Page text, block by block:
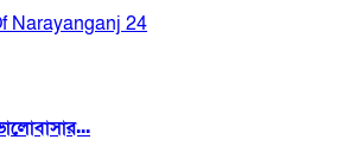
Narayanganj 24